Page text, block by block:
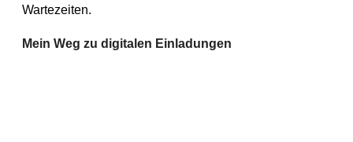
Wartezeiten.
Mein Weg zu digitalen Einladungen